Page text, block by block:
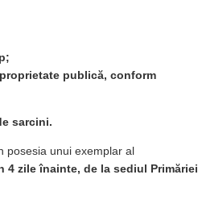
publică, conform
sarcini.
posesia unui exemplar al
zile înainte, de la sediul Primăriei